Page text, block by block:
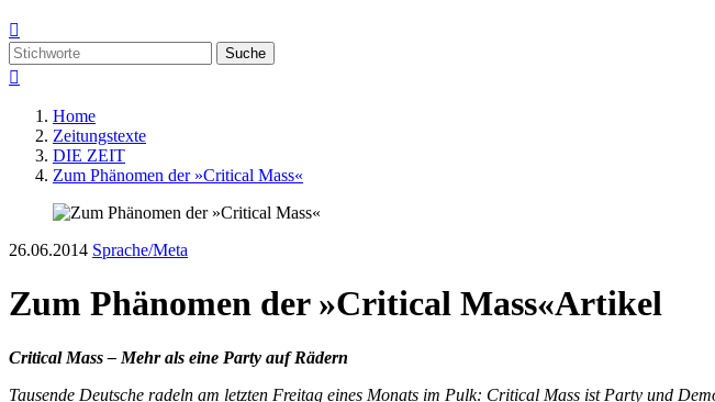

Suche

Home
Zeitungstexte
DIE ZEIT
Zum Phänomen der »Critical Mass«
26.06.2014 Sprache/Meta
Zum Phänomen der »Critical Mass«Artikel
Critical Mass – Mehr als eine Party auf Rädern
Tausende Deutsche radeln am letzten Freitag eines Monats im Pulk: Critical Mass ist Party und